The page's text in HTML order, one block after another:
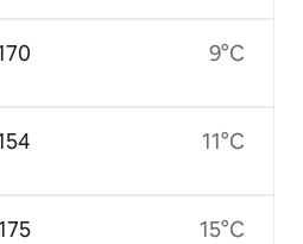
9°C
11°C
15°C